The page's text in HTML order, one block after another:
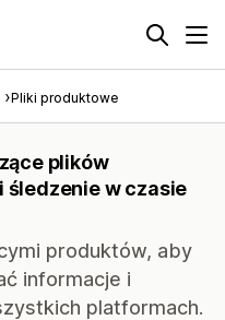
Pliki produktowe
plików
w czasie
produktów, aby
informacje i
platformach.